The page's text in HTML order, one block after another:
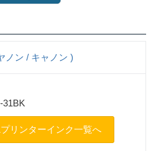
ノン / キャノン )
31BK
リンターインク一覧へ